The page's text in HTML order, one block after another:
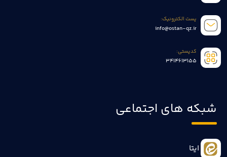
پست الکترونیک:
info@ostan-qz.ir
کدپستی:
3414613155
شبکه های اجتماعی
ایتا